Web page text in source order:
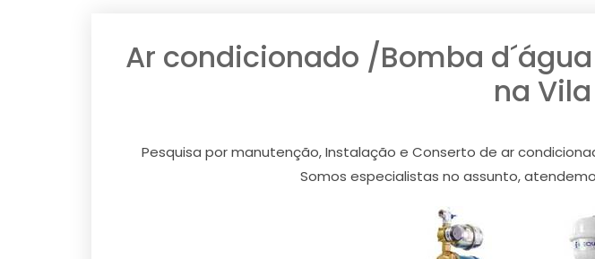
Ar condicionado /Bomba
na
Pesquisa por manutenção, Instalação e Conserto de ar
Somos especialistas no assunto,